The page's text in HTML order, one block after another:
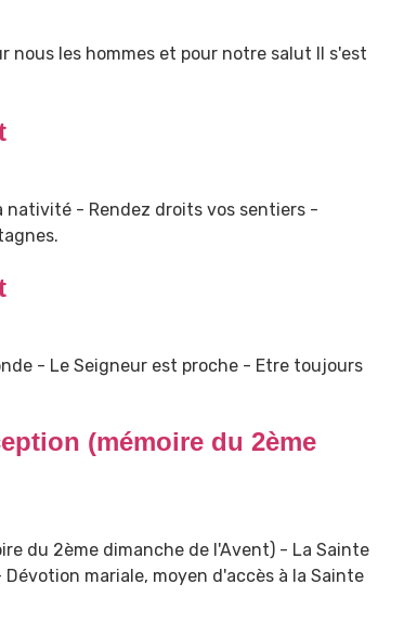
nous les hommes et pour notre salut Il s'est
nativité - Rendez droits vos sentiers -
- Le Seigneur est proche - Etre toujours
(mémoire du 2ème
du 2ème dimanche de l'Avent) - La Sainte
mariale, moyen d'accès à la Sainte